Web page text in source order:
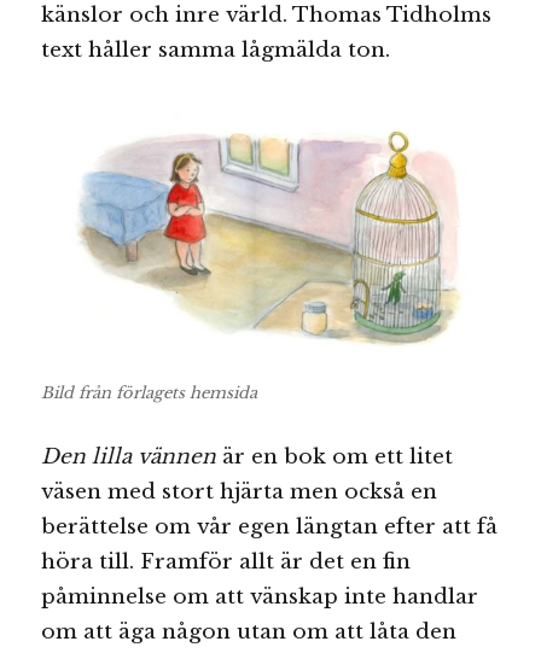
känslor och inre värld. Thomas Tidholms
text håller samma lågmälda ton.
Bild från förlagets hemsida
Den lilla vännen är en bok om ett litet
väsen med stort hjärta men också en
berättelse om vår egen längtan efter att få
höra till. Framför allt är det en fin
påminnelse om att vänskap inte handlar
om att äga någon utan om att låta den